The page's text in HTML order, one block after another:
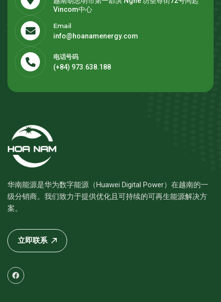
Vincom中心
Email
info@hoanamenergy.com
电话号码
(+84) 973.638.188
华南能源是华为数字能源（Huawei Digital Power）在越南的一
级分销商。我们致力于提供优化且可持续的可再生能源解决方
案。
立即联系